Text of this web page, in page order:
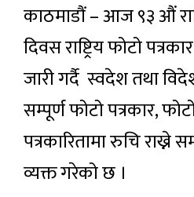
काठमाडौं – आज ९३ औं
दिवस राष्ट्रिय फोटो
जारी गर्दै स्वदेश तथा
सम्पूर्ण फोटो पत्रकार,
पत्रकारितामा रुचि राख्ने
व्यक्त गरेको छ ।